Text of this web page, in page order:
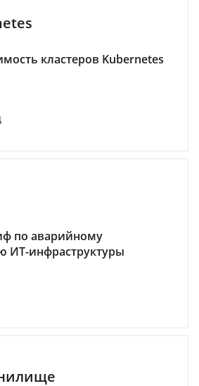
кластеров Kubernetes
по аварийному
ИТ-инфраструктуры